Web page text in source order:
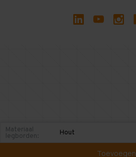
Materiaal
legborden:
Toevoegen